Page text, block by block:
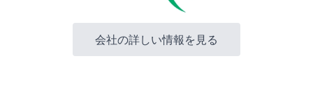
会社の詳しい情報を見る